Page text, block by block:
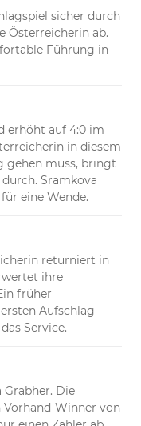
sicher durch
Österreicherin ab.
Führung in
erhöht auf 4:0 im
in diesem
gehen muss, bringt
Sramkova
eine Wende.
returniert in
ihre
früher
Aufschlag
Service.
Grabher. Die
Winner von